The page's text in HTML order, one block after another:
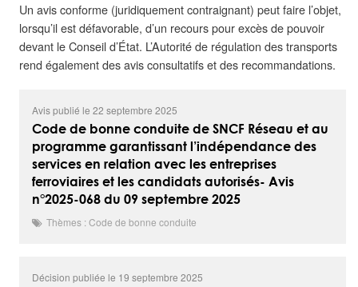
Un avis conforme (juridiquement contraignant) peut faire l’objet,
lorsqu’il est défavorable, d’un recours pour excès de pouvoir
devant le Conseil d’État. L’Autorité de régulation des transports
rend également des avis consultatifs et des recommandations.
Avis publié le 22 septembre 2025
Code de bonne conduite de SNCF Réseau et au
programme garantissant l’indépendance des
services en relation avec les entreprises
ferroviaires et les candidats autorisés- Avis
n°2025-068 du 09 septembre 2025
Thèmes : Code de bonne conduite
Décision publiée le 19 septembre 2025